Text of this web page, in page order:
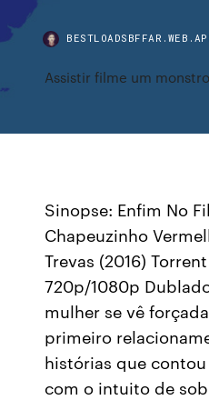
Assistir filme um
Sinopse: Enfim No
Chapeuzinho
Trevas (2016)
720p/1080p
mulher se vê
primeiro
histórias que
com o intuito de